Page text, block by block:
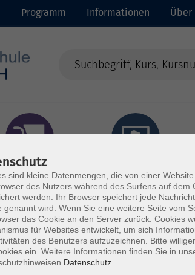
Programm Informationen Über
- Integration
sind kleine Datenmengen, die von einer
des Nutzers während des Surfens auf dem
werden. Ihr Browser speichert jede
genannt wird. Wenn Sie eine weitere Seite vom
das Cookie an den Server zurück. Cookies
für Websites entwickelt, um sich
des Benutzers aufzuzeichnen. Bitte
ein. Weitere Informationen finden Sie in
Datenschutz